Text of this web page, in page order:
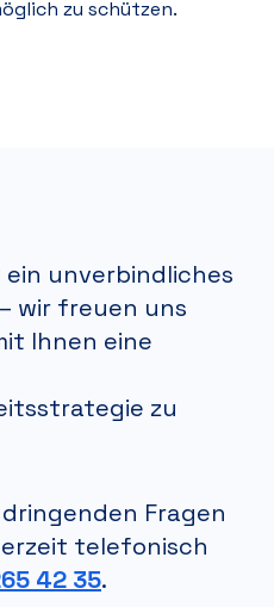
zu schützen.
unverbindliches
wir freuen uns
Ihnen eine
zu
Fragen
telefonisch
42 35.